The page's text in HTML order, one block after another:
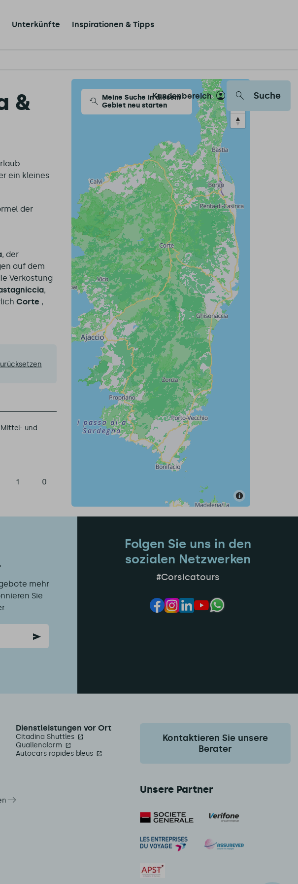
Unterkünfte Inspirationen & Tipps
Kundenbereich Suche
&
ein kleines
der
, der
auf dem
Verkostung
,
Corte ,
und
1 0
Meine Suche in diesem
Gebiet neu starten
mehr
Sie
Folgen Sie uns in den
sozialen Netzwerken
#Corsicatours
Dienstleistungen vor Ort
Citadina Shuttles
Quallenalarm
Autocars rapides bleus
Kontaktieren Sie unsere
Berater
Unsere Partner